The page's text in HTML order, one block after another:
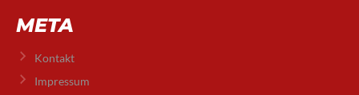
META
Kontakt
Impressum